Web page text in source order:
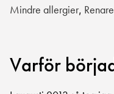
Mindre allergier,
Varför